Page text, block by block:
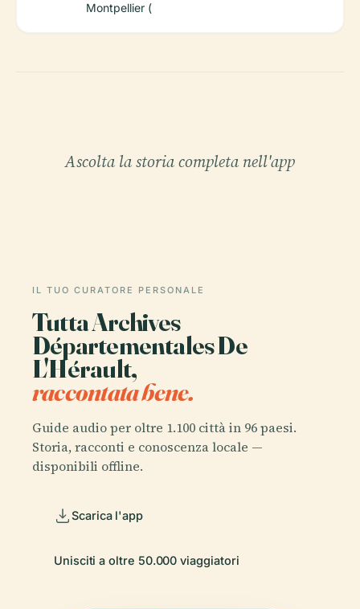
Montpellier (
Ascolta la storia completa nell'app
IL TUO CURATORE PERSONALE
Tutta Archives
Départementales De
L'Hérault,
raccontata bene.
Guide audio per oltre 1.100 città in 96 paesi.
Storia, racconti e conoscenza locale —
disponibili offline.
Scarica l'app
Unisciti a oltre 50.000 viaggiatori